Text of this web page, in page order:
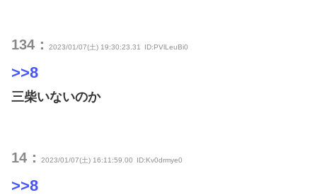
134： 2023/01/07(土) 19:30:23.31 ID:PVlLeuBi0
>>8
三柴いないのか
14： 2023/01/07(土) 16:11:59.00 ID:Kv0drmye0
>>8